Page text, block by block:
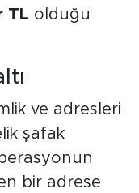
TL olduğu
ve adresleri
şafak
bir adrese